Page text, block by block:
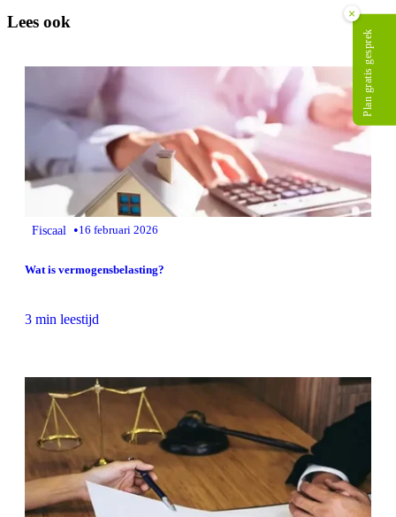
Lees ook
Fiscaal •16 februari 2026
Wat is vermogensbelasting?
3 min leestijd
×
Plan gratis gesprek